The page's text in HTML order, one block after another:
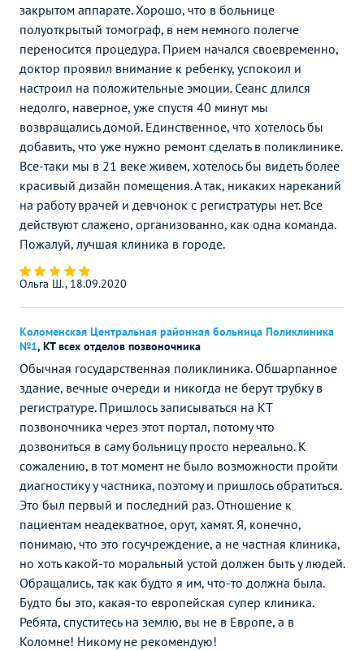
закрытом аппарате. Хорошо, что в больнице
полуоткрытый томограф, в нем немного полегче
переносится процедура. Прием начался своевременно,
доктор проявил внимание к ребенку, успокоил и
настроил на положительные эмоции. Сеанс длился
недолго, наверное, уже спустя 40 минут мы
возвращались домой. Единственное, что хотелось бы
добавить, что уже нужно ремонт сделать в поликлинике.
Все-таки мы в 21 веке живем, хотелось бы видеть более
красивый дизайн помещения. А так, никаких нареканий
на работу врачей и девчонок с регистратуры нет. Все
действуют слажено, организованно, как одна команда.
Пожалуй, лучшая клиника в городе.
Ольга Ш., 18.09.2020
Коломенская Центральная районная больница Поликлиника
№1, КТ всех отделов позвоночника
Обычная государственная поликлиника. Обшарпанное
здание, вечные очереди и никогда не берут трубку в
регистратуре. Пришлось записываться на КТ
позвоночника через этот портал, потому что
дозвониться в саму больницу просто нереально. К
сожалению, в тот момент не было возможности пройти
диагностику у частника, поэтому и пришлось обратиться.
Это был первый и последний раз. Отношение к
пациентам неадекватное, орут, хамят. Я, конечно,
понимаю, что это госучреждение, а не частная клиника,
но хоть какой-то моральный устой должен быть у людей.
Обращались, так как будто я им, что-то должна была.
Будто бы это, какая-то европейская супер клиника.
Ребята, спуститесь на землю, вы не в Европе, а в
Коломне! Никому не рекомендую!